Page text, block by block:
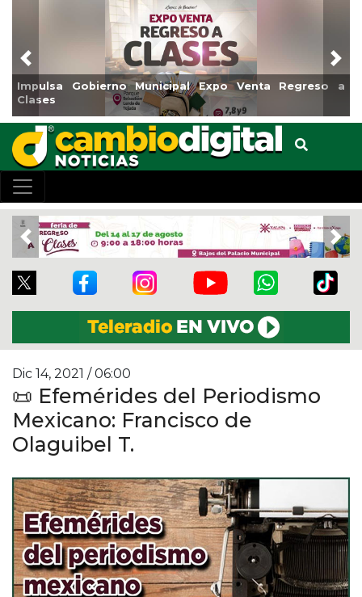
Expo Venta Regreso a
Reabrirá Coatzacoalcos
Centro
Previous
Previous
Dic 14, 2021 / 06:00
📜 Efemérides del Periodismo
Mexicano: Francisco de
Olaguibel T.